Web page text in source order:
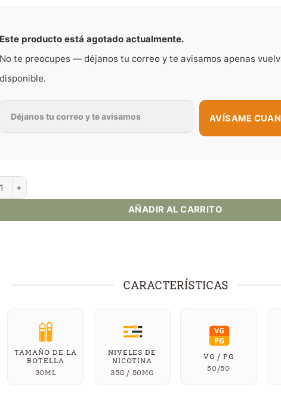
Este producto está agotado actualmente.
No te preocupes — déjanos tu correo y te avisamos apenas
disponible.
AVÍSAME
Honey - Don Juan - 30ml E-Juice King's Crest Salt cantidad
AÑADIR AL CARRITO
CARACTERÍSTICAS
TAMAÑO DE LA
BOTELLA
30ML
NIVELES DE
NICOTINA
35G / 50MG
VG / PG
50/50